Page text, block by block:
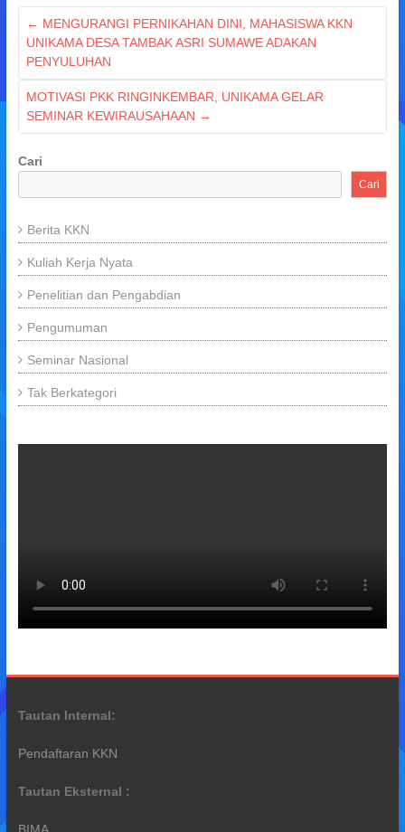
← MENGURANGI PERNIKAHAN DINI, MAHASISWA KKN
UNIKAMA DESA TAMBAK ASRI SUMAWE ADAKAN
PENYULUHAN
MOTIVASI PKK RINGINKEMBAR, UNIKAMA GELAR
SEMINAR KEWIRAUSAHAAN →
Cari
Cari
Berita KKN
Kuliah Kerja Nyata
Penelitian dan Pengabdian
Pengumuman
Seminar Nasional
Tak Berkategori
Tautan Internal:
Pendaftaran KKN
Tautan Eksternal :